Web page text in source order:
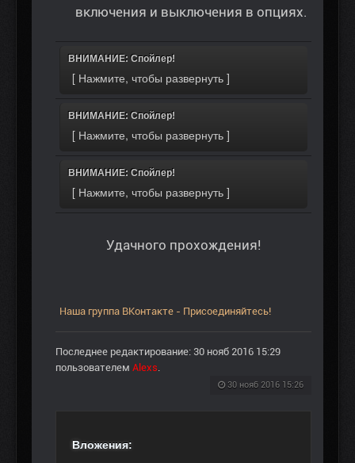
включения и выключения в опциях.
ВНИМАНИЕ: Спойлер!
ВНИМАНИЕ: Спойлер!
ВНИМАНИЕ: Спойлер!
Удачного прохождения!
Наша группа ВКонтакте - Присоединяйтесь!
Последнее редактирование: 30 нояб 2016 15:29
пользователем Alexs.
30 нояб 2016 15:26
Вложения: